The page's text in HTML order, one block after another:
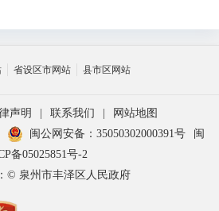
省设区市网站 县市区网站
声明 | 联系我们 |
网站地图
闽公网安备：35050302000391号
闽
备05025851号-2
© 泉州市丰泽区人民政府